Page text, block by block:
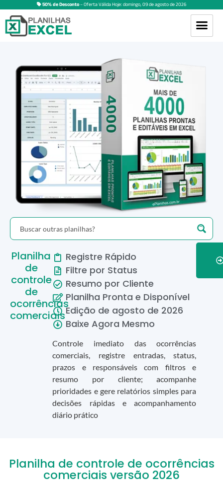
50% de Desconto– Oferta Válida Hoje:domingo,09deagostode2026
Planilha
de
controle
de
ocorrências
comerciais
Registre Rápido
Filtre por Status
Resumo por Cliente
Planilha Pronta e Disponível
Edição de agosto de 2026
Baixe Agora Mesmo
Controle imediato das ocorrências
comerciais, registre entradas, status,
prazos e responsáveis com filtros e
resumo por cliente; acompanhe
prioridades e gere relatórios simples para
decisões rápidas e acompanhamento
diário prático
Planilha de controle de ocorrências
comerciais versão 2026